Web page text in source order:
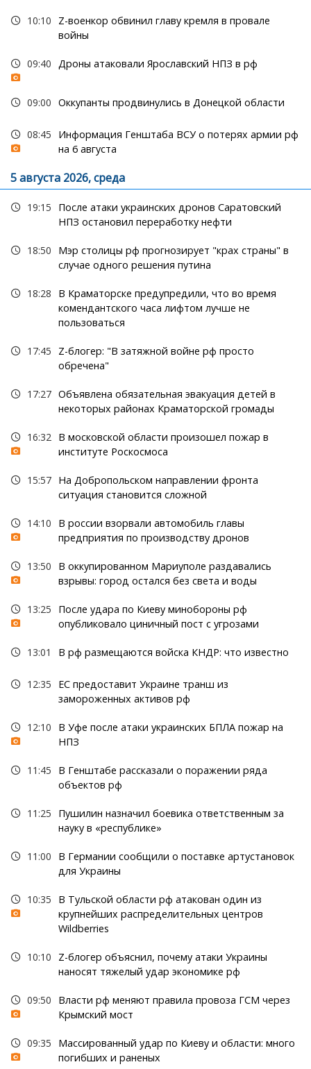
10:10
Z-военкор обвинил главу кремля в провале
войны
09:40 Дроны атаковали Ярославский НПЗ в рф
09:00 Оккупанты продвинулись в Донецкой области
08:45
Информация Генштаба ВСУ о потерях армии рф
на 6 августа
5 августа 2026, среда
19:15
После атаки украинских дронов Саратовский
НПЗ остановил переработку нефти
18:50
Мэр столицы рф прогнозирует "крах страны" в
случае одного решения путина
18:28
В Краматорске предупредили, что во время
комендантского часа лифтом лучше не
пользоваться
17:45
Z-блогер: "В затяжной войне рф просто
обречена"
17:27 Объявлена обязательная эвакуация детей в
некоторых районах Краматорской громады
16:32 В московской области произошел пожар в
институте Роскосмоса
15:57 На Добропольском направлении фронта
ситуация становится сложной
14:10
В россии взорвали автомобиль главы
предприятия по производству дронов
13:50
В оккупированном Мариуполе раздавались
взрывы: город остался без света и воды
13:25
После удара по Киеву минобороны рф
опубликовало циничный пост с угрозами
13:01 В рф размещаются войска КНДР: что известно
12:35
ЕС предоставит Украине транш из
замороженных активов рф
12:10
В Уфе после атаки украинских БПЛА пожар на
НПЗ
11:45
В Генштабе рассказали о поражении ряда
объектов рф
11:25
Пушилин назначил боевика ответственным за
науку в «республике»
11:00
В Германии сообщили о поставке артустановок
для Украины
10:35
В Тульской области рф атакован один из
крупнейших распределительных центров
Wildberries
10:10
Z-блогер объяснил, почему атаки Украины
наносят тяжелый удар экономике рф
09:50
Власти рф меняют правила провоза ГСМ через
Крымский мост
09:35
Массированный удар по Киеву и области: много
погибших и раненых